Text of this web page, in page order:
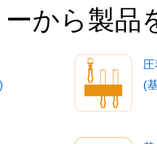
から製品
(